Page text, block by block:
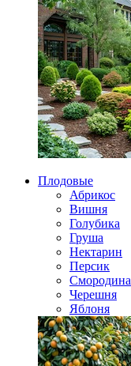
Плодовые
Абрикос
Вишня
Голубика
Груша
Нектарин
Персик
Смородина
Черешня
Яблоня